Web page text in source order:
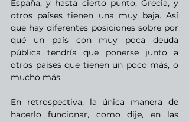
España, y hasta cierto punto, Grecia, y
otros países tienen una muy baja. Así
que hay diferentes posiciones sobre por
qué un país con muy poca deuda
pública tendría que ponerse junto a
otros países que tienen un poco más, o
mucho más.
En retrospectiva, la única manera de
hacerlo funcionar, como dije, en las